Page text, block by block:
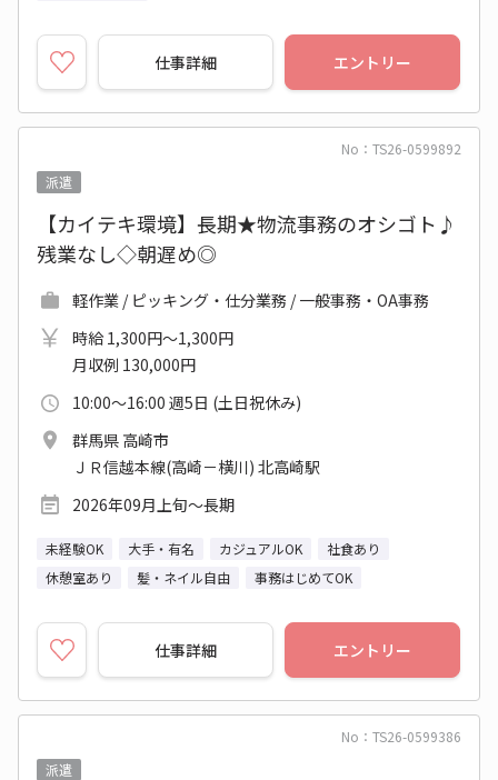
仕事詳細 エントリー
No：TS26-0599892
派遣
【カイテキ環境】長期★物流事務のオシゴト♪
残業なし◇朝遅め◎
軽作業 / ピッキング・仕分業務 / 一般事務・OA事務
時給 1,300円～1,300円
月収例 130,000円
10:00～16:00 週5日 (土日祝休み)
群馬県 高崎市
ＪＲ信越本線(高崎－横川) 北高崎駅
2026年09月上旬～長期
未経験OK 大手・有名 カジュアルOK
社食あり
休憩室あり
髪・ネイル自由 事務はじめてOK
仕事詳細 エントリー
No：TS26-0599386
派遣